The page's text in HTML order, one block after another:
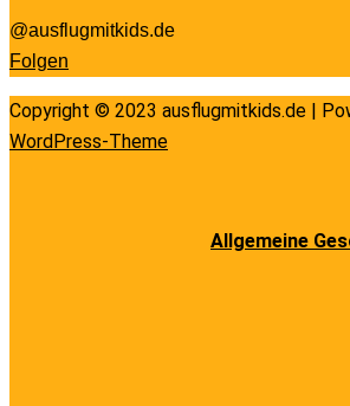
@ausflugmitkids.de
Folgen
Copyright © 2023 ausflugmitkids.de |
WordPress-Theme
Allgemeine